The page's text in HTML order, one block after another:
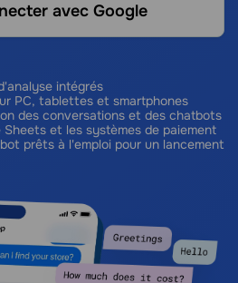
avec Google
intégrés
PC, tablettes et smartphones
des conversations et des chatbots
et les systèmes de paiement
prêts à l'emploi pour un lancement